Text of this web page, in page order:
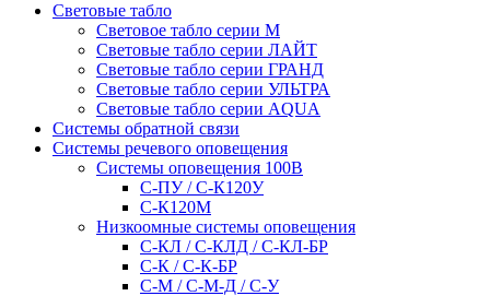
Световые табло
Световое табло серии М
Световые табло серии ЛАЙТ
Световые табло серии ГРАНД
Световые табло серии УЛЬТРА
Световые табло серии AQUA
Системы обратной связи
Системы речевого оповещения
Системы оповещения 100В
С-ПУ / С-К120У
С-К120М
Низкоомные системы оповещения
С-КЛ / С-КЛД / C-КЛ-БР
С-К / С-К-БР
С-М / С-М-Д / С-У